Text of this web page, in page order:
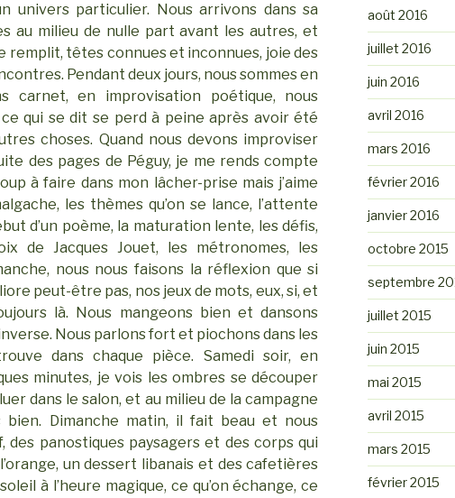
univers particulier. Nous arrivons dans sa
au milieu de nulle part avant les autres, et
remplit, têtes connues et inconnues, joie des
Pendant deux jours, nous sommes en
carnet, en improvisation poétique, nous
qui se dit se perd à peine après avoir été
choses. Quand nous devons improviser
des pages de Péguy, je me rends compte
à faire dans mon lâcher-prise mais j’aime
les thèmes qu’on se lance, l’attente
d’un poème, la maturation lente, les défis,
de Jacques Jouet, les métronomes, les
nous nous faisons la réflexion que si
peut-être pas, nos jeux de mots, eux, si, et
là. Nous mangeons bien et dansons
Nous parlons fort et piochons dans les
dans chaque pièce. Samedi soir, en
minutes, je vois les ombres se découper
dans le salon, et au milieu de la campagne
bien. Dimanche matin, il fait beau et nous
des panostiques paysagers et des corps qui
un dessert libanais et des cafetières
à l’heure magique, ce qu’on échange, ce
août 2016
juillet 2016
juin 2016
avril 2016
mars 2016
février 2016
janvier 2016
octobre 2015
septembre
juillet 2015
juin 2015
mai 2015
avril 2015
mars 2015
février 2015